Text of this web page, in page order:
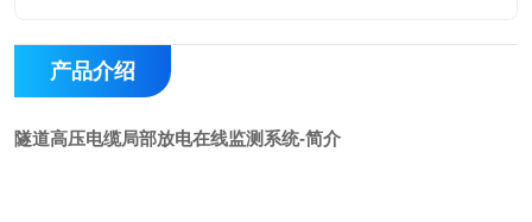
产品介绍
隧道高压电缆局部放电在线监测系统-简介